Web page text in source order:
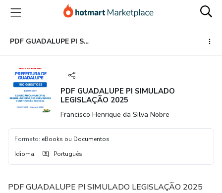
para
conteúdo
principal
para
pagamento
para
rodapé
PDF GUADALUPE PI SIMULADO LEGISLAÇÃO 2025
PDF GUADALUPE PI SIMULADO
LEGISLAÇÃO 2025
Francisco Henrique da Silva Nobre
Formato: eBooks ou Documentos
Idioma: Português
PDF GUADALUPE PI SIMULADO LEGISLAÇÃO 2025